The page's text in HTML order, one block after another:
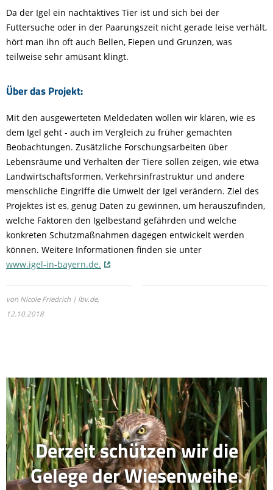
Da der Igel ein nachtaktives Tier ist und sich bei der
Futtersuche oder in der Paarungszeit nicht gerade leise verhält,
hört man ihn oft auch Bellen, Fiepen und Grunzen, was
teilweise sehr amüsant klingt.
Über das Projekt:
Mit den ausgewerteten Meldedaten wollen wir klären, wie es
dem Igel geht - auch im Vergleich zu früher gemachten
Beobachtungen. Zusätzliche Forschungsarbeiten über
Lebensräume und Verhalten der Tiere sollen zeigen, wie etwa
Landwirtschaftsformen, Verkehrsinfrastruktur und andere
menschliche Eingriffe die Umwelt der Igel verändern. Ziel des
Projektes ist es, genug Daten zu gewinnen, um herauszufinden,
welche Faktoren den Igelbestand gefährden und welche
konkreten Schutzmaßnahmen dagegen entwickelt werden
können. Weitere Informationen finden sie unter
www.igel-in-bayern.de.
von Nicole Friedrich | lbv.de,
12.10.2018
Derzeit schützen wir die
Gelege der Wiesenweihe.